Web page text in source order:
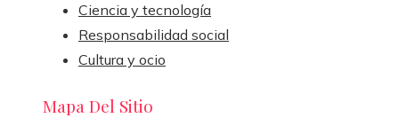
Ciencia y tecnología
Responsabilidad social
Cultura y ocio
Mapa Del Sitio